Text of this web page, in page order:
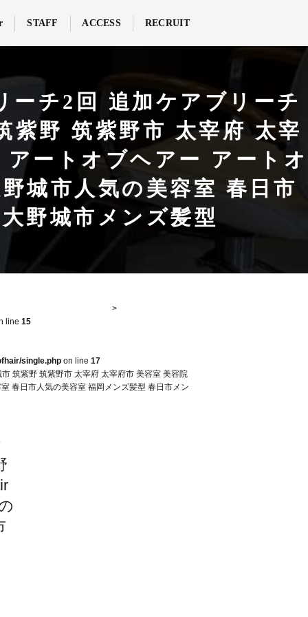
STAFF ACCESS RECRUIT
チ2回 追加ケアブリーチ
紫野 筑紫野市 太宰府 太宰
ートオブヘアー アートオ
城市人気の美容室 春日市
野城市メンズ髪型
line 15
single.php on line 17
筑紫野 筑紫野市 太宰府 太宰府市 美容室 美容院
春日市人気の美容室 福岡メンズ髪型 春日市メン